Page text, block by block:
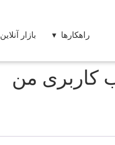
راهکارها بازار آنلاین
کاربری من